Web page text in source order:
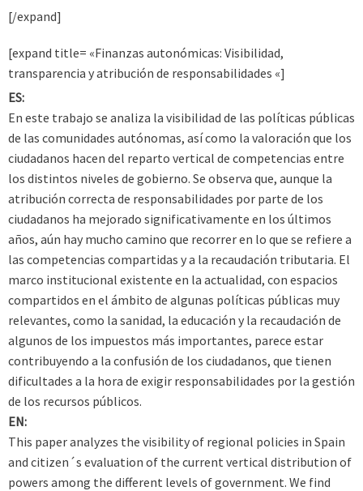
[/expand]
[expand title= «Finanzas autonómicas: Visibilidad,
transparencia y atribución de responsabilidades «]
ES:
En este trabajo se analiza la visibilidad de las políticas públicas
de las comunidades autónomas, así como la valoración que los
ciudadanos hacen del reparto vertical de competencias entre
los distintos niveles de gobierno. Se observa que, aunque la
atribución correcta de responsabilidades por parte de los
ciudadanos ha mejorado significativamente en los últimos
años, aún hay mucho camino que recorrer en lo que se refiere a
las competencias compartidas y a la recaudación tributaria. El
marco institucional existente en la actualidad, con espacios
compartidos en el ámbito de algunas políticas públicas muy
relevantes, como la sanidad, la educación y la recaudación de
algunos de los impuestos más importantes, parece estar
contribuyendo a la confusión de los ciudadanos, que tienen
dificultades a la hora de exigir responsabilidades por la gestión
de los recursos públicos.
EN:
This paper analyzes the visibility of regional policies in Spain
and citizen´s evaluation of the current vertical distribution of
powers among the different levels of government. We find